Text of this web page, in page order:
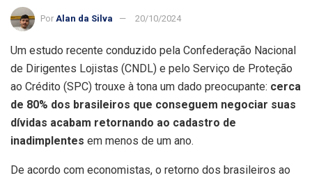
Por Alan da Silva 20/10/2024
Um estudo recente conduzido pela Confederação Nacional
de Dirigentes Lojistas (CNDL) e pelo Serviço de Proteção
ao Crédito (SPC) trouxe à tona um dado preocupante: cerca
de 80% dos brasileiros que conseguem negociar suas
dívidas acabam retornando ao cadastro de
inadimplentes em menos de um ano.
De acordo com economistas, o retorno dos brasileiros ao